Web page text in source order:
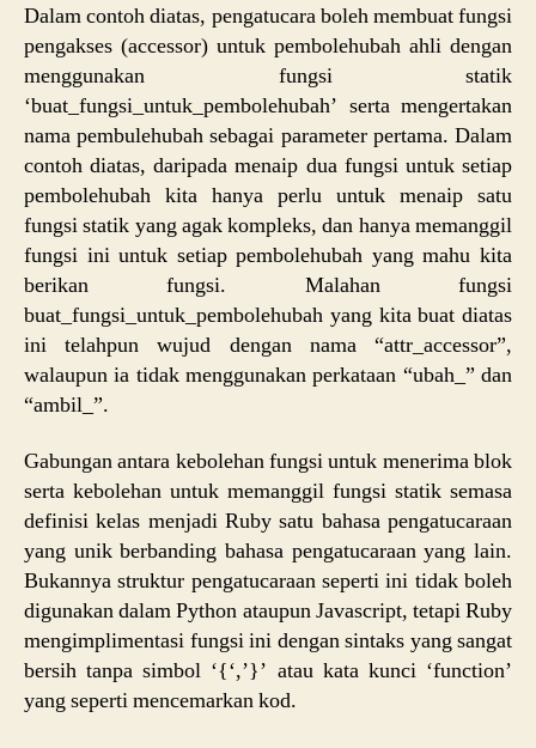
Dalam contoh diatas, pengatucara boleh membuat fungsi
pengakses (accessor) untuk pembolehubah ahli dengan
menggunakan fungsi statik
‘buat_fungsi_untuk_pembolehubah’ serta mengertakan
nama pembulehubah sebagai parameter pertama. Dalam
contoh diatas, daripada menaip dua fungsi untuk setiap
pembolehubah kita hanya perlu untuk menaip satu
fungsi statik yang agak kompleks, dan hanya memanggil
fungsi ini untuk setiap pembolehubah yang mahu kita
berikan fungsi. Malahan fungsi
buat_fungsi_untuk_pembolehubah yang kita buat diatas
ini telahpun wujud dengan nama “attr_accessor”,
walaupun ia tidak menggunakan perkataan “ubah_” dan
“ambil_”.
Gabungan antara kebolehan fungsi untuk menerima blok
serta kebolehan untuk memanggil fungsi statik semasa
definisi kelas menjadi Ruby satu bahasa pengatucaraan
yang unik berbanding bahasa pengatucaraan yang lain.
Bukannya struktur pengatucaraan seperti ini tidak boleh
digunakan dalam Python ataupun Javascript, tetapi Ruby
mengimplimentasi fungsi ini dengan sintaks yang sangat
bersih tanpa simbol ‘{‘,’}’ atau kata kunci ‘function’
yang seperti mencemarkan kod.